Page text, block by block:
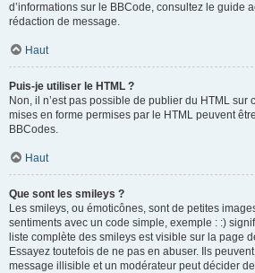
d’informations sur le BBCode, consultez le guide
rédaction de message.
Haut
Puis-je utiliser le HTML ?
Non, il n’est pas possible de publier du HTML sur
mises en forme permises par le HTML peuvent
BBCodes.
Haut
Que sont les smileys ?
Les smileys, ou émoticônes, sont de petites
sentiments avec un code simple, exemple : :)
liste complète des smileys est visible sur la page
Essayez toutefois de ne pas en abuser. Ils
message illisible et un modérateur peut décider